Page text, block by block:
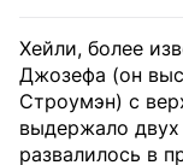
Хейли, более
Джозефа (он
Строумэн) с
выдержало
развалилось в